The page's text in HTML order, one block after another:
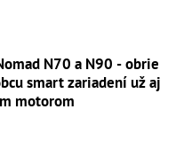
N70 a N90 - obrie
smart zariadení už aj
motorom